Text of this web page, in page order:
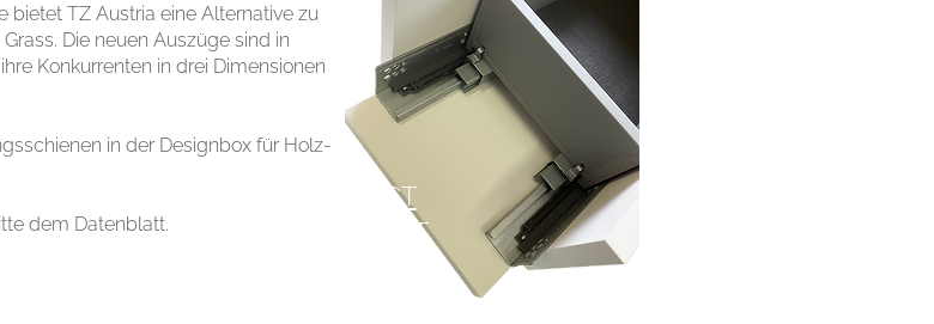
bietet TZ Austria eine Alternative zu
Die neuen Auszüge sind in
Konkurrenten in drei Dimensionen
in der Designbox für Holz-
dem Datenblatt.
PRODUCT
DATA SHEET